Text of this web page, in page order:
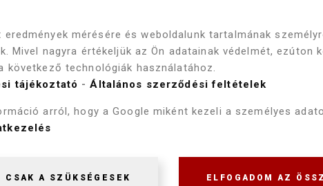
WELLIS
90 ALSÓ
MOSDÓVAL
232 500 Ft
eredmények mérésére és weboldalunk tartalmának
Mivel nagyra értékeljük az Ön adatainak védelmét, ezúton
következő technológiák használatához.
tájékoztató -Általános szerződési feltételek
arról, hogy a Google miként kezeli a személyes
CSAK A SZÜKSÉGESEK ELFOGADOM AZ